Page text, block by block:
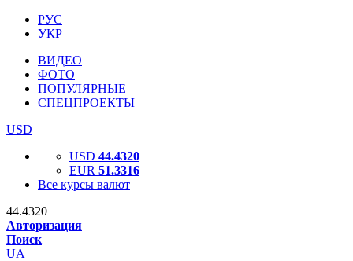
РУС
УКР
ВИДЕО
ФОТО
ПОПУЛЯРНЫЕ
СПЕЦПРОЕКТЫ
USD
USD 44.4320
EUR 51.3316
Все курсы валют
44.4320
Авторизация
Поиск
UA